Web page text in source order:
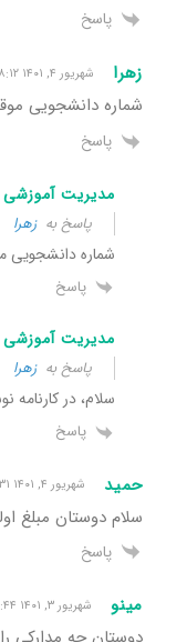
پاسخ
زهرا شهریور ۴, ۱۴۰۱ ۸:۱۲ ب٫ظ
شماره دانشجویی
پاسخ
مدیریت آموزشی
پاسخ بهزهرا
شماره دانشجویی
پاسخ
مدیریت آموزشی
پاسخ بهزهرا
سلام، در کارنامه نوشته
پاسخ
حمید شهریور ۴, ۱۴۰۱ ۲:۳۱ ب٫ظ
سلام دوستان مبلغ
پاسخ
مینو شهریور ۳, ۱۴۰۱ ۶:۴۴ ب٫ظ